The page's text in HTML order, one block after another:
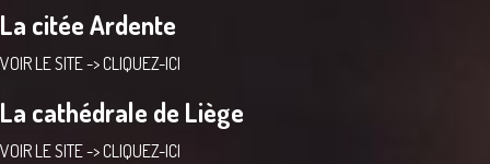
La citée Ardente
VOIR LE SITE ->CLIQUEZ-ICI
La cathédrale de Liège
VOIR LE SITE ->CLIQUEZ-ICI